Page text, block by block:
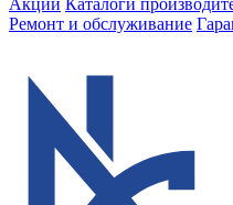
Акции Каталоги
Ремонт и обслуживание